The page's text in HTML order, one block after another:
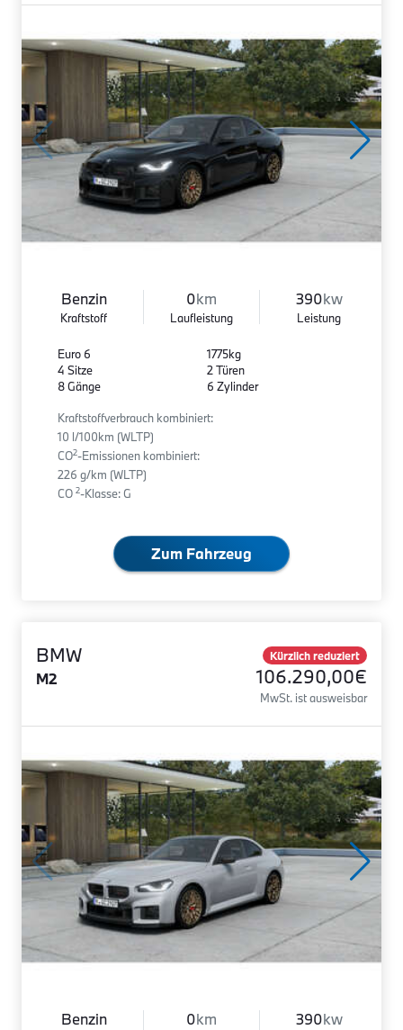
Benzin
Kraftstoff
0km
Laufleistung
390kw
Leistung
Euro 6
4 Sitze
8 Gänge
1775kg
2 Türen
6 Zylinder
Kraftstoffverbrauch kombiniert:
10 l/100km (WLTP)
CO2-Emissionen kombiniert:
226 g/km (WLTP)
CO 2-Klasse: G
Zum Fahrzeug
BMW
M2
Kürzlich reduziert
106.290,00€
MwSt. ist ausweisbar
Benzin 0km 390kw